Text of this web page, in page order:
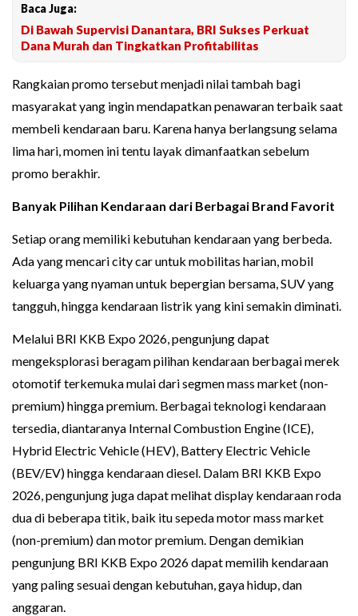
Baca Juga:
Di Bawah Supervisi Danantara, BRI Sukses Perkuat
Dana Murah dan Tingkatkan Profitabilitas
Rangkaian promo tersebut menjadi nilai tambah bagi
masyarakat yang ingin mendapatkan penawaran terbaik saat
membeli kendaraan baru. Karena hanya berlangsung selama
lima hari, momen ini tentu layak dimanfaatkan sebelum
promo berakhir.
Banyak Pilihan Kendaraan dari Berbagai Brand Favorit
Setiap orang memiliki kebutuhan kendaraan yang berbeda.
Ada yang mencari city car untuk mobilitas harian, mobil
keluarga yang nyaman untuk bepergian bersama, SUV yang
tangguh, hingga kendaraan listrik yang kini semakin diminati.
Melalui BRI KKB Expo 2026, pengunjung dapat
mengeksplorasi beragam pilihan kendaraan berbagai merek
otomotif terkemuka mulai dari segmen mass market (non-
premium) hingga premium. Berbagai teknologi kendaraan
tersedia, diantaranya Internal Combustion Engine (ICE),
Hybrid Electric Vehicle (HEV), Battery Electric Vehicle
(BEV/EV) hingga kendaraan diesel. Dalam BRI KKB Expo
2026, pengunjung juga dapat melihat display kendaraan roda
dua di beberapa titik, baik itu sepeda motor mass market
(non-premium) dan motor premium. Dengan demikian
pengunjung BRI KKB Expo 2026 dapat memilih kendaraan
yang paling sesuai dengan kebutuhan, gaya hidup, dan
anggaran.